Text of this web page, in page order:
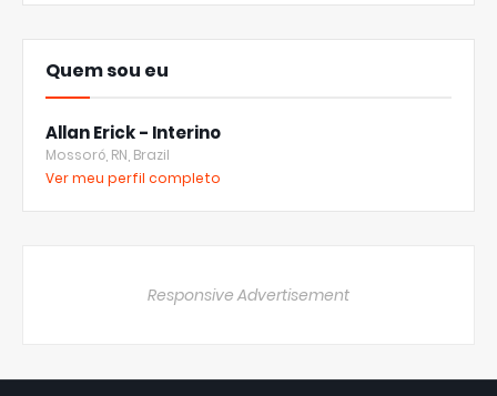
Quem sou eu
Allan Erick - Interino
Mossoró, RN, Brazil
Ver meu perfil completo
Responsive Advertisement